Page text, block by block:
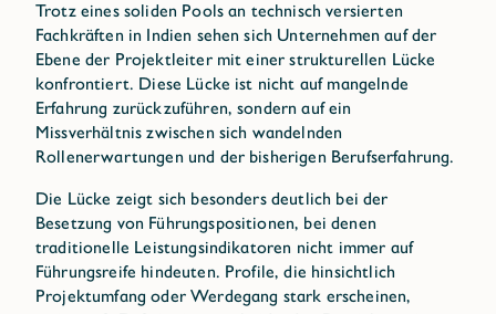
Trotz eines soliden Pools an technisch versierten
Fachkräften in Indien sehen sich Unternehmen auf der
Ebene der Projektleiter mit einer strukturellen Lücke
konfrontiert. Diese Lücke ist nicht auf mangelnde
Erfahrung zurückzuführen, sondern auf ein
Missverhältnis zwischen sich wandelnden
Rollenerwartungen und der bisherigen Berufserfahrung.
Die Lücke zeigt sich besonders deutlich bei der
Besetzung von Führungspositionen, bei denen
traditionelle Leistungsindikatoren nicht immer auf
Führungsreife hindeuten. Profile, die hinsichtlich
Projektumfang oder Werdegang stark erscheinen,